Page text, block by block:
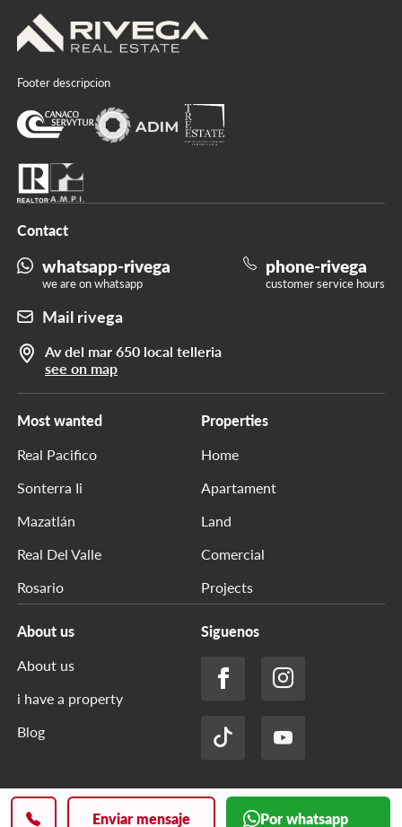
Enviar mensaje Por whatsapp
Footer descripcion
Most wanted
Real Pacifico
Sonterra Ii
Mazatlán
Real Del Valle
Rosario
Properties
Home
Apartament
Land
Comercial
Projects
About us
About us
i have a property
Blog
Siguenos
Contact
whatsapp-rivega
we are on whatsapp
phone-rivega
customer service hours
Mail rivega
Av del mar 650 local telleria
see on map
Privacy Policy Derechos reservados txt